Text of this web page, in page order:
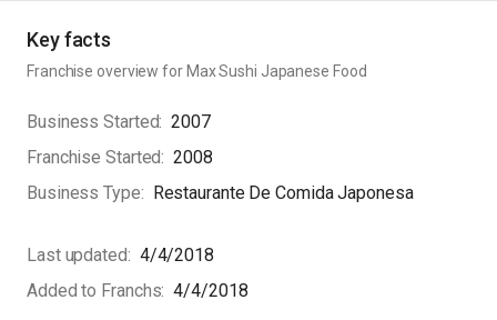
Key facts
Franchise overview for Max Sushi Japanese Food
Business Started 2007
Franchise Started 2008
Business Type
Restaurante De Comida Japonesa
Last updated
4/4/2018
Added to Franchs 4/4/2018